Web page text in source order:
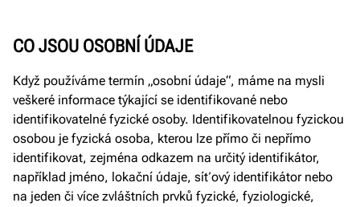
CO JSOU OSOBNÍ ÚDAJE
Když používáme termín „osobní údaje“, máme na mysli
veškeré informace týkající se identifikované nebo
identifikovatelné fyzické osoby. Identifikovatelnou fyzickou
osobou je fyzická osoba, kterou lze přímo či nepřímo
identifikovat, zejména odkazem na určitý identifikátor,
například jméno, lokační údaje, síťový identifikátor nebo
na jeden či více zvláštních prvků fyzické, fyziologické,